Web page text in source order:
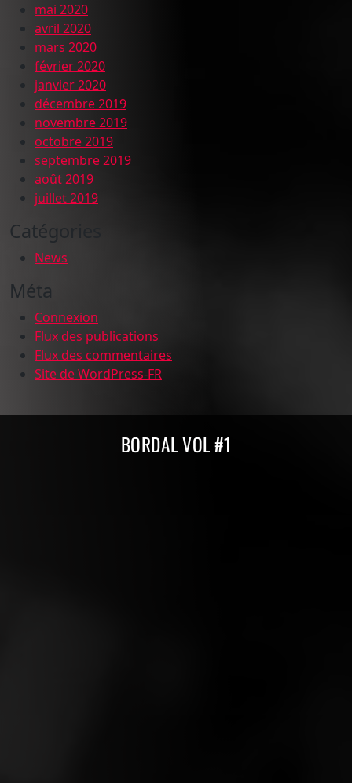
mai 2020
avril 2020
mars 2020
février 2020
janvier 2020
décembre 2019
novembre 2019
octobre 2019
septembre 2019
août 2019
juillet 2019
Catégories
News
Méta
Connexion
Flux des publications
Flux des commentaires
Site de WordPress-FR
BORDAL VOL #1